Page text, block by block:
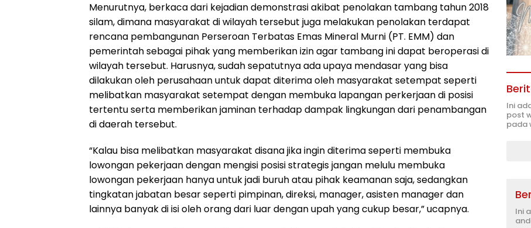
Menurutnya, berkaca dari kejadian demonstrasi akibat penolakan tambang tahun 2018
silam, dimana masyarakat di wilayah tersebut juga melakukan penolakan terdapat
rencana pembangunan Perseroan Terbatas Emas Mineral Murni (PT. EMM) dan
pemerintah sebagai pihak yang memberikan izin agar tambang ini dapat beroperasi di
wilayah tersebut. Harusnya, sudah sepatutnya ada upaya mendasar yang bisa
dilakukan oleh perusahaan untuk dapat diterima oleh masyarakat setempat seperti
melibatkan masyarakat setempat dengan membuka lapangan perkerjaan di posisi
tertentu serta memberikan jaminan terhadap dampak lingkungan dari penambangan
di daerah tersebut.
“Kalau bisa melibatkan masyarakat disana jika ingin diterima seperti membuka
lowongan pekerjaan dengan mengisi posisi strategis jangan melulu membuka
lowongan pekerjaan hanya untuk jadi buruh atau pihak keamanan saja, sedangkan
tingkatan jabatan besar seperti pimpinan, direksi, manager, asisten manager dan
lainnya banyak di isi oleh orang dari luar dengan upah yang cukup besar,” ucapnya.
Ini
post
pada
Ini